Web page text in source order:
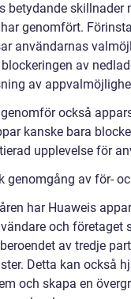
betydande skillnader
genomfört.
användarnas
av
av
också
kanske bara
upplevelse för
genomgång av för-
har Huaweis
och företaget
av tredje
Detta kan också
och skapa en